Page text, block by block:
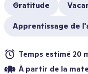
Gratitude
Apprentissage de
Temps estimé 20
À partir de la